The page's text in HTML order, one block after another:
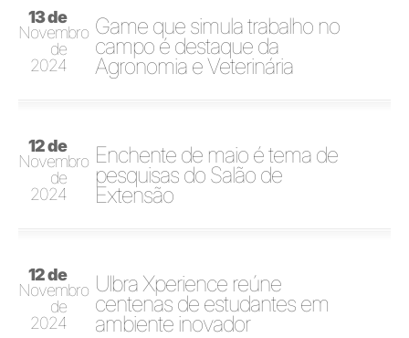
13 de
Novembro
de
2024
Game que simula trabalho no
campo é destaque da
Agronomia e Veterinária
12 de
Novembro
de
2024
Enchente de maio é tema de
pesquisas do Salão de
Extensão
12 de
Novembro
de
2024
Ulbra Xperience reúne
centenas de estudantes em
ambiente inovador